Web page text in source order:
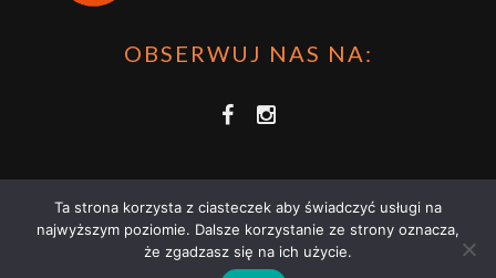
OBSERWUJ NAS NA:
COPRZECZYTAĆ.PL 2021 | STRONA WYKORZYSTUJE PLIKI COOKIES |
Ta strona korzysta z ciasteczek aby świadczyć usługi na
najwyższym poziomie. Dalsze korzystanie ze strony oznacza,
że zgadzasz się na ich użycie.